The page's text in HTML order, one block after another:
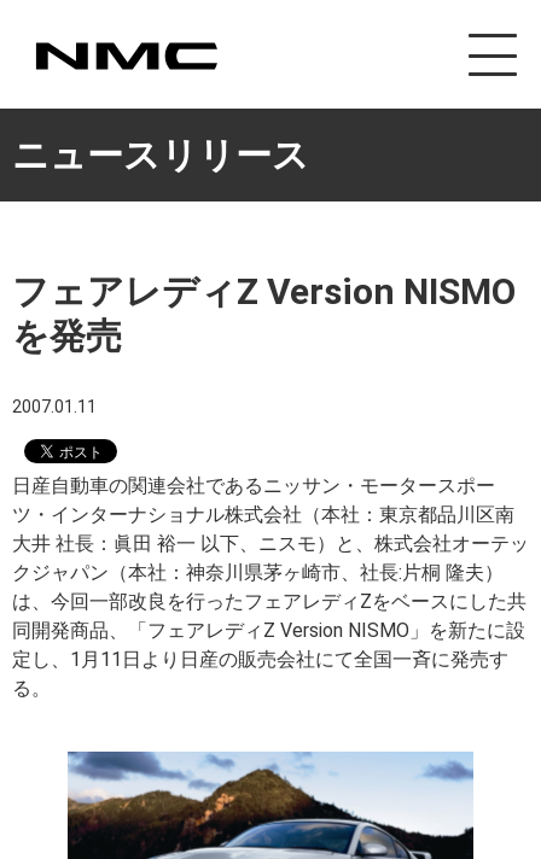
カスタマイズ事
ニュースリリース
フェアレディZ Version NISMO
を発売
2007.01.11
日産自動車の関連会社であるニッサン・モータースポー
ツ・インターナショナル株式会社（本社：東京都品川区南
大井 社長：眞田 裕一 以下、ニスモ）と、株式会社オーテッ
クジャパン（本社：神奈川県茅ヶ崎市、社長:片桐 隆夫）
は、今回一部改良を行ったフェアレディZをベースにした共
同開発商品、「フェアレディZ Version NISMO」を新たに設
定し、1月11日より日産の販売会社にて全国一斉に発売す
る。